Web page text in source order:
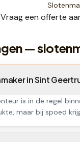
een offerte
—
in Sint
is in de regel
maar bij spoed